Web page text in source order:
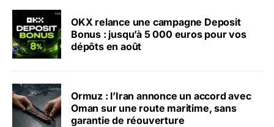
OKX relance une campagne Deposit
Bonus : jusqu’à 5 000 euros pour vos
dépôts en août
Ormuz : l’Iran annonce un accord avec
Oman sur une route maritime, sans
garantie de réouverture